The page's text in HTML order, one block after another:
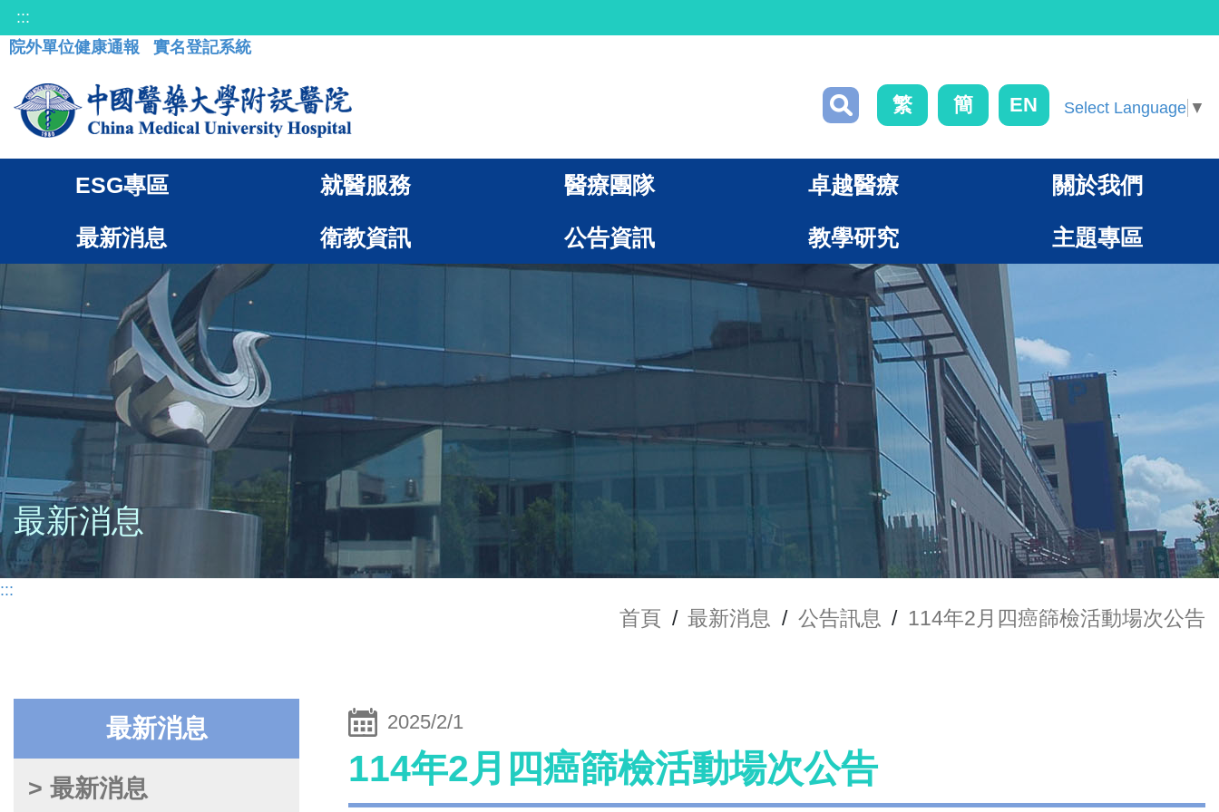
:::
院外單位健康通報
實名登記系統
繁 簡 EN Select Language ▼
ESG專區 就醫服務 醫療團隊 卓越醫療 關於我們
最新消息 衛教資訊 公告資訊 教學研究 主題專區
最新消息
:::
首頁 / 最新消息 / 公告訊息 / 114年2月四癌篩檢活動場次公告
最新消息
> 最新消息
2025/2/1
114年2月四癌篩檢活動場次公告